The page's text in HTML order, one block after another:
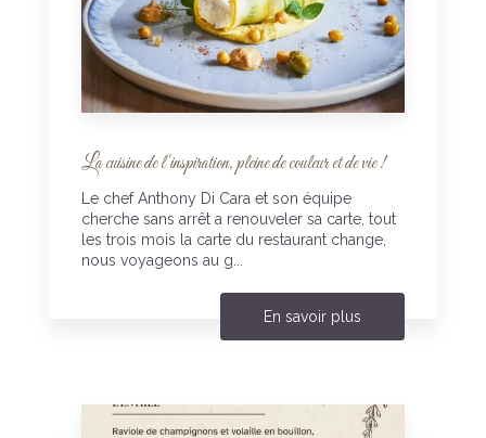
La cuisine de l'inspiration, pleine de couleur et de vie !
Le chef Anthony Di Cara et son équipe
cherche sans arrêt a renouveler sa carte, tout
les trois mois la carte du restaurant change,
nous voyageons au g...
En savoir plus